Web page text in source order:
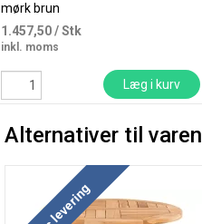
mørk brun
1.457,50/ Stk
inkl. moms
Læg i kurv
Alternativer til varen